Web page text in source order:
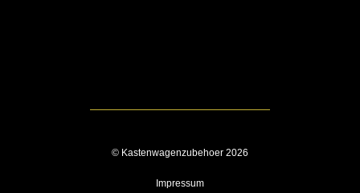
© Kastenwagenzubehoer 2026
Impressum